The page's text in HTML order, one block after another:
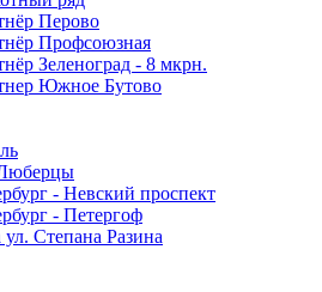
Перово
Профсоюзная
Зеленоград - 8 мкрн.
Южное Бутово
- Невский проспект
- Петергоф
Степана Разина